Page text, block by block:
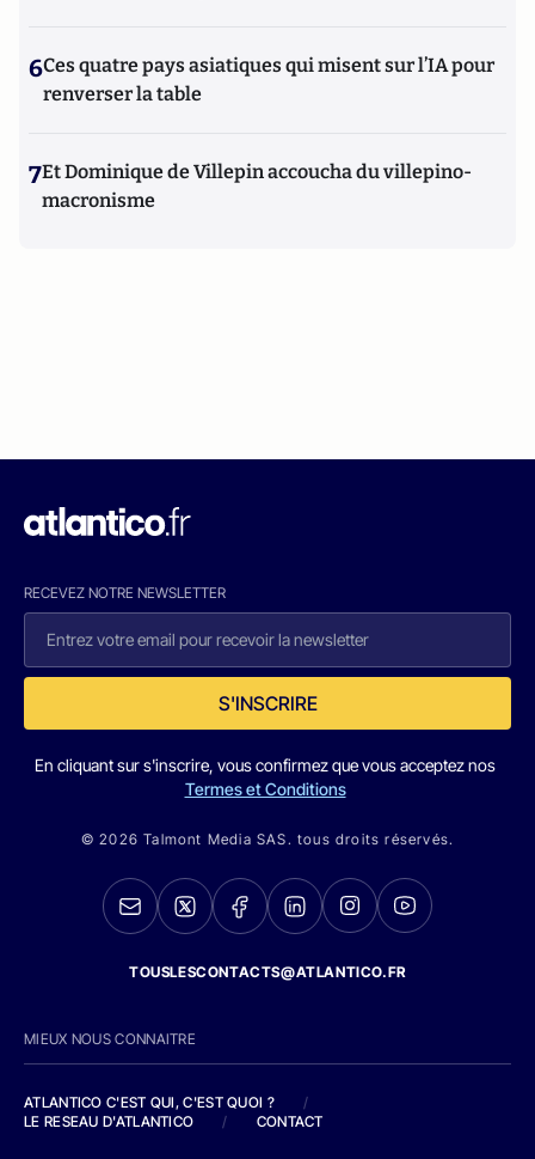
6Ces quatre pays asiatiques qui misent sur l’IA pour
renverser la table
7Et Dominique de Villepin accoucha du villepino-
macronisme
RECEVEZ NOTRE NEWSLETTER
S'INSCRIRE
En cliquant sur s'inscrire, vous confirmez que vous acceptez nos
Termes et Conditions
© 2026 Talmont Media SAS. tous droits réservés.
TOUSLESCONTACTS@ATLANTICO.FR
MIEUX NOUS CONNAITRE
ATLANTICO C'EST QUI, C'EST QUOI ?
/
LE RESEAU D'ATLANTICO
/ CONTACT